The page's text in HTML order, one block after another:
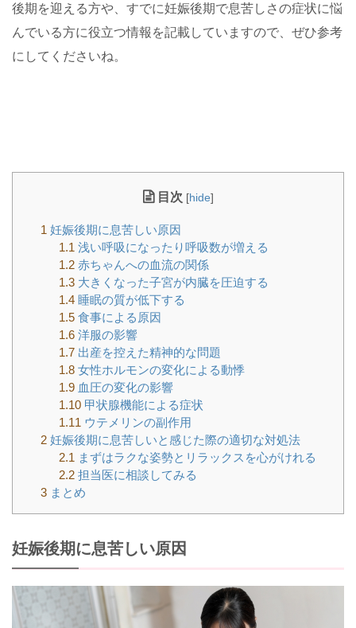
後期を迎える方や、すでに妊娠後期で息苦しさの症状に悩
んでいる方に役立つ情報を記載していますので、ぜひ参考
にしてくださいね。
目次 [hide]
1 妊娠後期に息苦しい原因
1.1 浅い呼吸になったり呼吸数が増える
1.2赤ちゃんへの血流の関係
1.3大きくなった子宮が内臓を圧迫する
1.4睡眠の質が低下する
1.5食事による原因
1.6洋服の影響
1.7出産を控えた精神的な問題
1.8女性ホルモンの変化による動悸
1.9血圧の変化の影響
1.10甲状腺機能による症状
1.11 ウテメリンの副作用
2 妊娠後期に息苦しいと感じた際の適切な対処法
2.1 まずはラクな姿勢とリラックスを心がけれる
2.2担当医に相談してみる
3 まとめ
妊娠後期に息苦しい原因